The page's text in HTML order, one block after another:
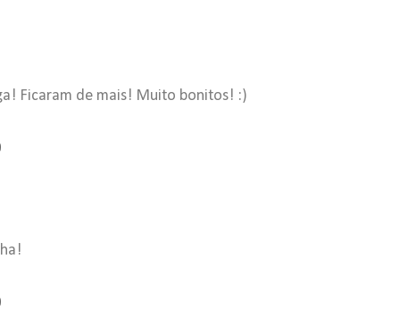
Ficaram de mais! Muito bonitos! :)